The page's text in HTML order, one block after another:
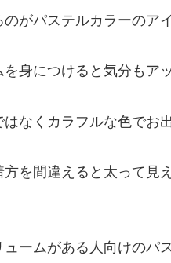
のがパステルカラーのア
身につけると気分もア
はなくカラフルな色でお
を間違えると太って見
ームがある人向けのパ